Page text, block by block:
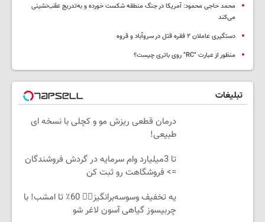
محمد حاجی محمود: آمریکا در جنگ منطقه شکست خورده و به‌تدریج عقب‌نشینی
می‌کند
دستگیری عاملان ۲ فقره قتل در سروآباد و قروه
منظور از عبارت "RC" روی باتری چیست؟
تبلیغات
درمان قطعی ریزش مو و کچلی با نسخه ای
طبیعی!
تا 3میلیارد وام سرمایه در گردش فروشندگان
=> فروشگاهت رو ثبت کن
یه تخفیف وسوسه‌برانگیز👈🏻 60٪ تا امشب! با
چربیسوز گیاهی آسون لاغر شو